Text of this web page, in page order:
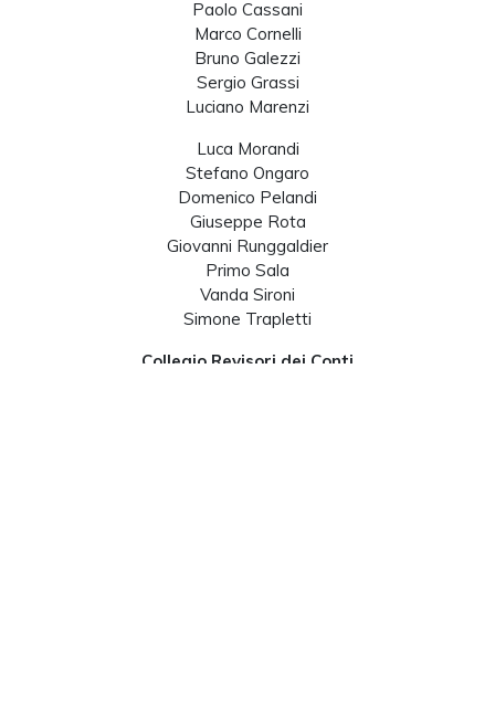
Paolo Cassani
Marco Cornelli
Bruno Galezzi
Sergio Grassi
Luciano Marenzi
Luca Morandi
Stefano Ongaro
Domenico Pelandi
Giuseppe Rota
Giovanni Runggaldier
Primo Sala
Vanda Sironi
Simone Trapletti
Collegio Revisori dei Conti